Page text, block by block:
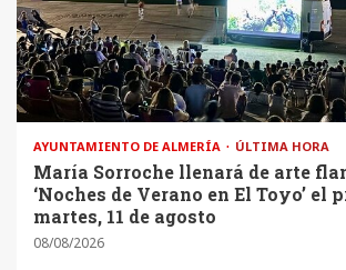
AYUNTAMIENTO DE ALMERÍA ÚLTIMA HORA
María Sorroche llenará de arte
‘Noches de Verano en El Toyo’ el
martes, 11 de agosto
08/08/2026